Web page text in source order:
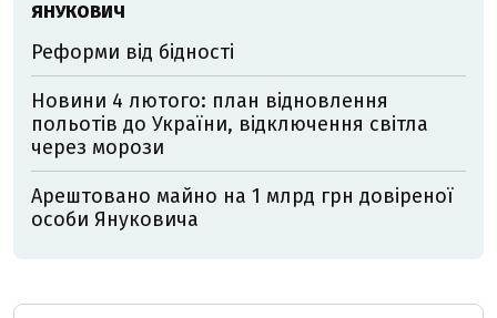
ЯНУКОВИЧ
Реформи від бідності
Новини 4 лютого: план відновлення
польотів до України, відключення світла
через морози
Арештовано майно на 1 млрд грн довіреної
особи Януковича